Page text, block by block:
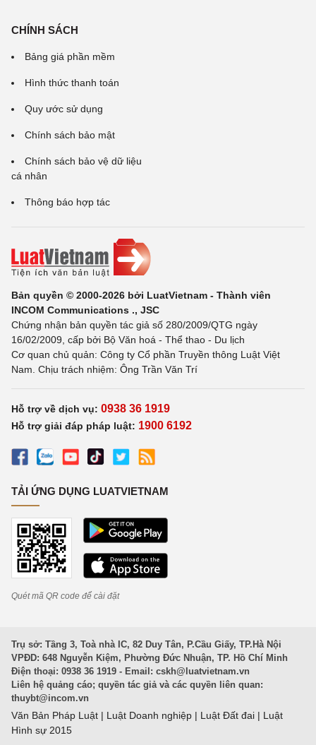
CHÍNH SÁCH
Bảng giá phần mềm
Hình thức thanh toán
Quy ước sử dụng
Chính sách bảo mật
Chính sách bảo vệ dữ liệu
cá nhân
Thông báo hợp tác
Bản quyền © 2000-2026 bởi LuatVietnam - Thành viên
INCOM Communications ., JSC
Chứng nhận bản quyền tác giả số 280/2009/QTG ngày
16/02/2009, cấp bởi Bộ Văn hoá - Thể thao - Du lịch
Cơ quan chủ quản: Công ty Cổ phần Truyền thông Luật Việt
Nam. Chịu trách nhiệm: Ông Trần Văn Trí
Hỗ trợ về dịch vụ: 0938 36 1919
Hỗ trợ giải đáp pháp luật: 1900 6192
TẢI ỨNG DỤNG LUATVIETNAM
Quét mã QR code để cài đặt
Trụ sở: Tầng 3, Toà nhà IC, 82 Duy Tân, P.Cầu Giấy, TP.Hà Nội
VPĐD: 648 Nguyễn Kiệm, Phường Đức Nhuận, TP. Hồ Chí Minh
Điện thoại: 0938 36 1919 - Email: cskh@luatvietnam.vn
Liên hệ quảng cáo; quyền tác giả và các quyền liên quan:
thuybt@incom.vn
Văn Bản Pháp Luật | Luật Doanh nghiệp | Luật Đất đai | Luật
Hình sự 2015